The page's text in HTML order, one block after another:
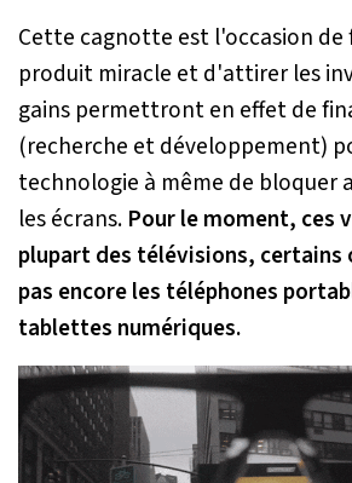
Cette cagnotte est l'occasion
produit miracle et d'attirer les
gains permettront en effet de
(recherche et développement)
technologie à même de bloquer
les écrans. Pour le moment, ces
plupart des télévisions, certains
pas encore les téléphones
tablettes numériques.